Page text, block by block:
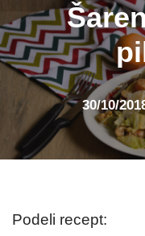
30/10/
Podeli recept: